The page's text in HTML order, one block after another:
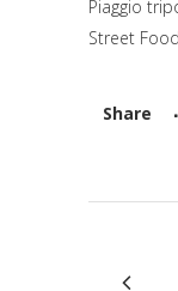
Piaggio
Street
Share
Attiva